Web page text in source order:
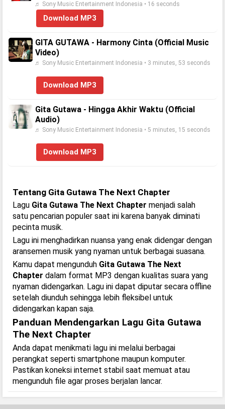
♬ Sony Music Entertainment Indonesia • 16 seconds
Download MP3
GITA GUTAWA - Harmony Cinta (Official Music
Video)
♬ Sony Music Entertainment Indonesia • 3 minutes, 53 seconds
Download MP3
Gita Gutawa - Hingga Akhir Waktu (Official
Audio)
♬ Sony Music Entertainment Indonesia • 5 minutes, 15 seconds
Download MP3
Tentang Gita Gutawa The Next Chapter
Lagu Gita Gutawa The Next Chapter menjadi salah
satu pencarian populer saat ini karena banyak diminati
pecinta musik.
Lagu ini menghadirkan nuansa yang enak didengar dengan
aransemen musik yang nyaman untuk berbagai suasana.
Kamu dapat mengunduh Gita Gutawa The Next
Chapter dalam format MP3 dengan kualitas suara yang
nyaman didengarkan. Lagu ini dapat diputar secara offline
setelah diunduh sehingga lebih fleksibel untuk
didengarkan kapan saja.
Panduan Mendengarkan Lagu Gita Gutawa
The Next Chapter
Anda dapat menikmati lagu ini melalui berbagai
perangkat seperti smartphone maupun komputer.
Pastikan koneksi internet stabil saat memuat atau
mengunduh file agar proses berjalan lancar.